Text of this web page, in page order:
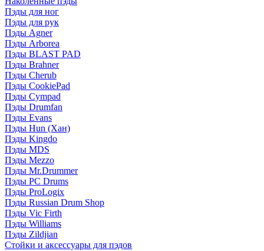
Пэды для ног
Пэды для рук
Пэды Agner
Пэды Arborea
Пэды BLAST PAD
Пэды Brahner
Пэды Cherub
Пэды CookiePad
Пэды Cympad
Пэды Drumfan
Пэды Evans
Пэды Hun (Хан)
Пэды Kingdo
Пэды MDS
Пэды Mezzo
Пэды Mr.Drummer
Пэды PC Drums
Пэды ProLogix
Пэды Russian Drum Shop
Пэды Vic Firth
Пэды Williams
Пэды Zildjian
Стойки и аксессуары для пэдов